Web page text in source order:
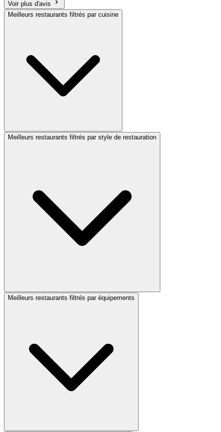
Voir plus d'avis
Meilleurs restaurants filtrés par cuisine
Meilleurs restaurants filtrés par style de restauration
Meilleurs restaurants filtrés par équipements